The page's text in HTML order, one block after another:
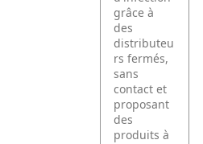
grâce à
des
distributeu
rs fermés,
sans
contact et
proposant
des
produits à